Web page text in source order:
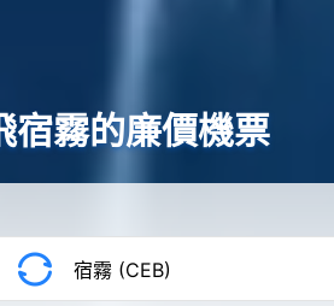
宿霧的廉價機票